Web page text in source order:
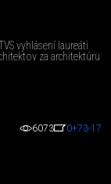
vyhlásení laureáti
za architektúru
6073 0+73-17